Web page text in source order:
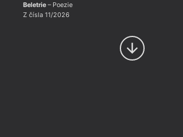
Beletrie– Poezie
Z čísla 11/2026